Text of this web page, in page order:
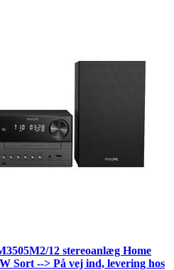
12 stereoanlæg Home
Sort --> På vej ind, levering hos